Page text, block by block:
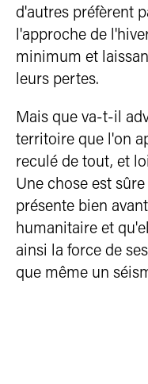
d'autres préfèrent
l'approche de
minimum et
leurs pertes.
Mais que va-t-il
territoire que l'on
reculé de tout, et
Une chose est
présente bien
humanitaire et
ainsi la force de
que même un